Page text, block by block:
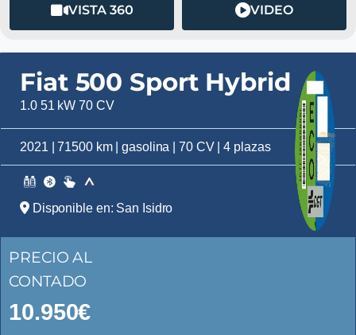
VISTA 360 VIDEO
Fiat 500 Sport Hybrid
1.0 51 kW 70 CV
2021 | 71500 km | gasolina | 70 CV | 4 plazas
Disponible en: San Isidro
PRECIO AL
CONTADO
10.950€